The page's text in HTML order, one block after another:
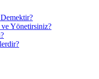
ve Yönetirsiniz?